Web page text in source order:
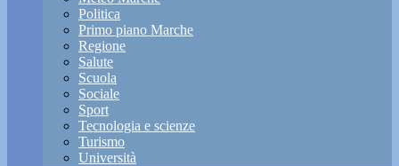
Politica
Primo piano Marche
Regione
Salute
Scuola
Sociale
Sport
Tecnologia e scienze
Turismo
Università